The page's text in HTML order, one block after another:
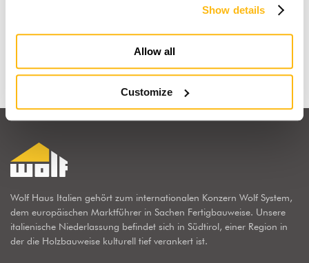
Show details
Allow all
Customize
Wolf Haus Italien gehört zum internationalen Konzern Wolf System,
dem europäischen Marktführer in Sachen Fertigbauweise. Unsere
italienische Niederlassung befindet sich in Südtirol, einer Region in
der die Holzbauweise kulturell tief verankert ist.